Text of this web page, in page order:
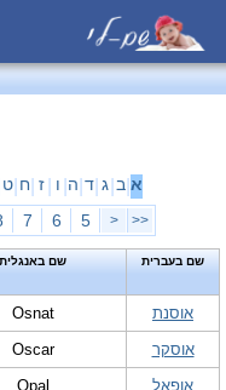
א ב ג ד ה ו ז ח ט
<<
<
5
6
7
שם בעברית שם באנגלית
אוסנת Osnat
אוסקר
Oscar
אופאל
Opal